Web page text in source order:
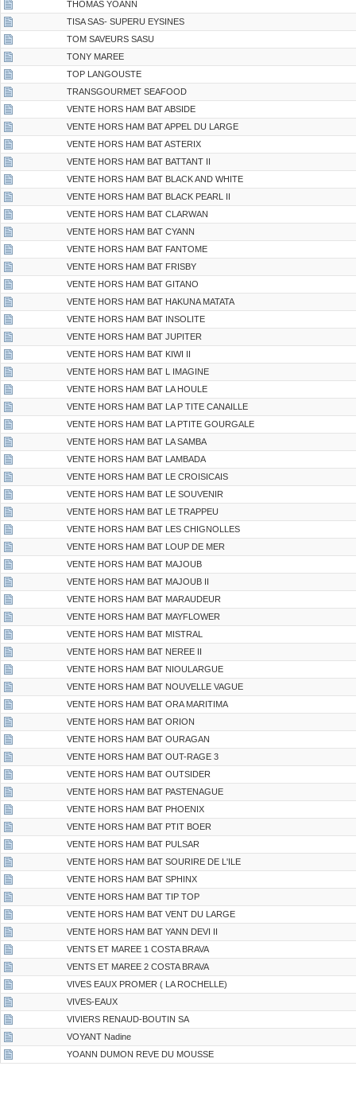
THOMAS YOANN
TISA SAS- SUPERU EYSINES
TOM SAVEURS SASU
TONY MAREE
TOP LANGOUSTE
TRANSGOURMET SEAFOOD
VENTE HORS HAM BAT ABSIDE
VENTE HORS HAM BAT APPEL DU LARGE
VENTE HORS HAM BAT ASTERIX
VENTE HORS HAM BAT BATTANT II
VENTE HORS HAM BAT BLACK AND WHITE
VENTE HORS HAM BAT BLACK PEARL II
VENTE HORS HAM BAT CLARWAN
VENTE HORS HAM BAT CYANN
VENTE HORS HAM BAT FANTOME
VENTE HORS HAM BAT FRISBY
VENTE HORS HAM BAT GITANO
VENTE HORS HAM BAT HAKUNA MATATA
VENTE HORS HAM BAT INSOLITE
VENTE HORS HAM BAT JUPITER
VENTE HORS HAM BAT KIWI II
VENTE HORS HAM BAT L IMAGINE
VENTE HORS HAM BAT LA HOULE
VENTE HORS HAM BAT LA P TITE CANAILLE
VENTE HORS HAM BAT LA PTITE GOURGALE
VENTE HORS HAM BAT LA SAMBA
VENTE HORS HAM BAT LAMBADA
VENTE HORS HAM BAT LE CROISICAIS
VENTE HORS HAM BAT LE SOUVENIR
VENTE HORS HAM BAT LE TRAPPEU
VENTE HORS HAM BAT LES CHIGNOLLES
VENTE HORS HAM BAT LOUP DE MER
VENTE HORS HAM BAT MAJOUB
VENTE HORS HAM BAT MAJOUB II
VENTE HORS HAM BAT MARAUDEUR
VENTE HORS HAM BAT MAYFLOWER
VENTE HORS HAM BAT MISTRAL
VENTE HORS HAM BAT NEREE II
VENTE HORS HAM BAT NIOULARGUE
VENTE HORS HAM BAT NOUVELLE VAGUE
VENTE HORS HAM BAT ORA MARITIMA
VENTE HORS HAM BAT ORION
VENTE HORS HAM BAT OURAGAN
VENTE HORS HAM BAT OUT-RAGE 3
VENTE HORS HAM BAT OUTSIDER
VENTE HORS HAM BAT PASTENAGUE
VENTE HORS HAM BAT PHOENIX
VENTE HORS HAM BAT PTIT BOER
VENTE HORS HAM BAT PULSAR
VENTE HORS HAM BAT SOURIRE DE L'ILE
VENTE HORS HAM BAT SPHINX
VENTE HORS HAM BAT TIP TOP
VENTE HORS HAM BAT VENT DU LARGE
VENTE HORS HAM BAT YANN DEVI II
VENTS ET MAREE 1 COSTA BRAVA
VENTS ET MAREE 2 COSTA BRAVA
VIVES EAUX PROMER ( LA ROCHELLE)
VIVES-EAUX
VIVIERS RENAUD-BOUTIN SA
VOYANT Nadine
YOANN DUMON REVE DU MOUSSE